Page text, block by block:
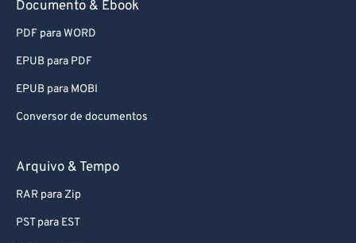
Documento & Ebook
PDF para WORD
EPUB para PDF
EPUB para MOBI
Conversor de documentos
Arquivo & Tempo
RAR para Zip
PST para EST